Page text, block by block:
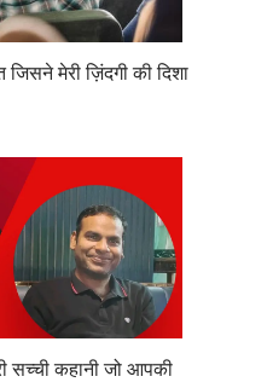
मेरी ज़िंदगी की दिशा
कहानी जो आपकी